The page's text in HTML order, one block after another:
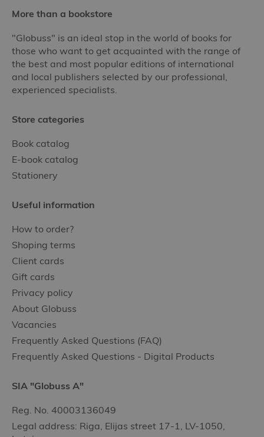
More than a bookstore
"Globuss" is an ideal stop in the world of books for
those who want to get acquainted with the range of
the best and most popular editions of international
and local publishers selected by our professional,
experienced specialists.
Store categories
Book catalog
E-book catalog
Stationery
Useful information
How to order?
Shoping terms
Client cards
Gift cards
Privacy policy
About Globuss
Vacancies
Frequently Asked Questions (FAQ)
Frequently Asked Questions - Digital Products
SIA "Globuss A"
Reg. No. 40003136049
Legal address: Riga, Elijas street 17-1, LV-1050,